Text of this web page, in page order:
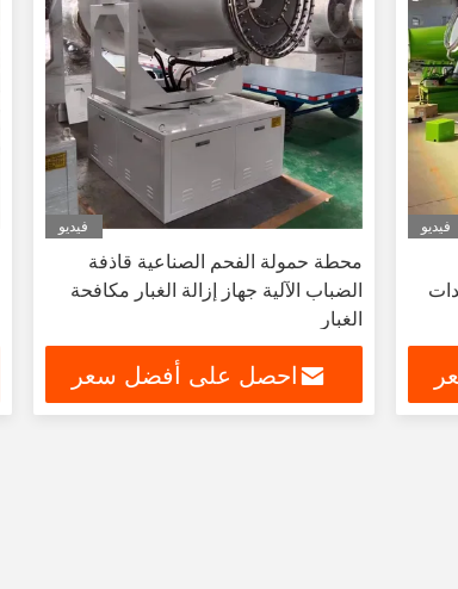
فيديو فيديو
محطة حمولة الفحم الصناعية قاذفة
الضباب الآلية جهاز إزالة الغبار مكافحة
الغبار
احصل على أفضل سعر